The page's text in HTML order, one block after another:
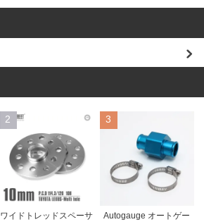
2
ワイドトレッドスペーサ
3
Autogauge オートゲー